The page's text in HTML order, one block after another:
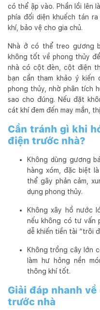
có thể ập vào. Phần lồi lên
phía đối diện khuếch tán
khí, bảo vệ cho gia chủ.
Nhà ở có thể treo gương
không tốt về phong thủy
nhà có cột đèn, cột điện
bạn cần tham khảo ý
phong thủy, nhờ phân tích
sao cho đúng. Nếu đặt
cát khí đem đến may mắn,
Cần tránh gì khi
điện trước nhà?
Không dùng gương
hàng xóm, đặc biệt
thể gây phản cảm,
dụng phong thủy.
Không xây hồ nước
nếu không có tư vấn
dễ khiến tiền tài “trôi
Không trồng cây lớn
làm hư hỏng nền
thông khí tốt.
Giải đáp nhanh
trước nhà